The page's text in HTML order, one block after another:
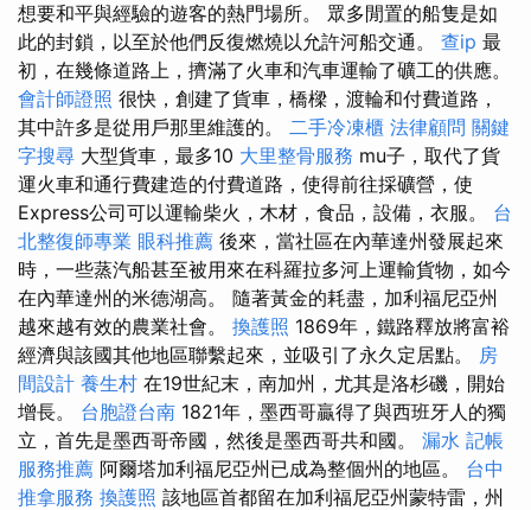
想要和平與經驗的遊客的熱門場所。 眾多閒置的船隻是如
此的封鎖，以至於他們反復燃燒以允許河船交通。 查ip 最
初，在幾條道路上，擠滿了火車和汽車運輸了礦工的供應。
會計師證照 很快，創建了貨車，橋樑，渡輪和付費道路，
其中許多是從用戶那里維護的。 二手冷凍櫃 法律顧問 關鍵
字搜尋 大型貨車，最多10 大里整骨服務 mu子，取代了貨
運火車和通行費建造的付費道路，使得前往採礦營，使
Express公司可以運輸柴火，木材，食品，設備，衣服。 台
北整復師專業 眼科推薦 後來，當社區在內華達州發展起來
時，一些蒸汽船甚至被用來在科羅拉多河上運輸貨物，如今
在內華達州的米德湖高。 隨著黃金的耗盡，加利福尼亞州
越來越有效的農業社會。 換護照 1869年，鐵路釋放將富裕
經濟與該國其他地區聯繫起來，並吸引了永久定居點。 房
間設計 養生村 在19世紀末，南加州，尤其是洛杉磯，開始
增長。 台胞證台南 1821年，墨西哥贏得了與西班牙人的獨
立，首先是墨西哥帝國，然後是墨西哥共和國。 漏水 記帳
服務推薦 阿爾塔加利福尼亞州已成為整個州的地區。 台中
推拿服務 換護照 該地區首都留在加利福尼亞州蒙特雷，州